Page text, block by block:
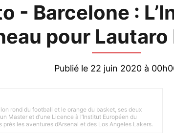
- Barcelone :
pour
Publié le 22 juin 2020 à
rond du football et le orange du basket, ses deux
Master et d’une Licence à l’Institut Européen du
les aventures d’Arsenal et des Los Angeles Lakers.